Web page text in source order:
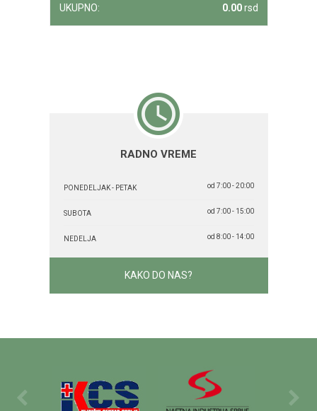
UKUPNO: 0.00rsd
RADNO VREME
PONEDELJAK - PETAK od 7:00 - 20:00
SUBOTA od 7:00 - 15:00
NEDELJA od 8:00 - 14:00
KAKO DO NAS?